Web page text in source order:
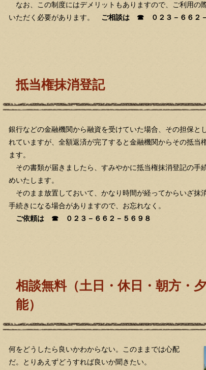
なお、この制度にはデメリットもありますので、ご利用の
いただく必要があります。 ご相談は ☎ ０２３－６６２
抵当権抹消登記
銀行などの金融機関から融資を受けていた場合、その担保と
れていますが、全額返済が完了すると金融機関からその抵当
ます。
その書類が届きましたら、すみやかに抵当権抹消登記の手
めいたします。
そのまま放置しておいて、かなり時間が経ってからいざ抹
手続きになる場合がありますので、お忘れなく。
ご依頼は ☎ ０２３－６６２－５６９８
相談無料（土日・休日・朝方・
能）
何をどうしたら良いかわからない。このままでは心配
だ。とりあえずどうすれば良いか聞きたい。